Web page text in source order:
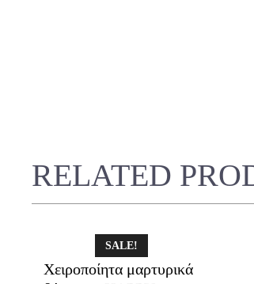
RELATED
SALE!
Χειροποίητα μαρτυρικά